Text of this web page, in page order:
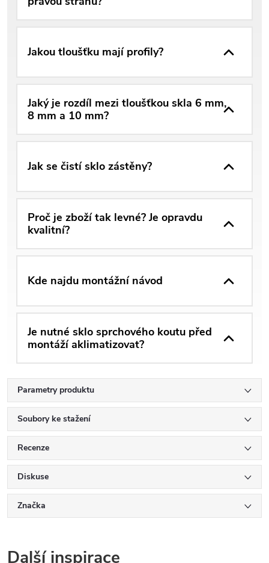
Jakou tloušťku mají profily?
Jaký je rozdíl mezi tloušťkou skla 6 mm,
8 mm a 10 mm?
Jak se čistí sklo zástěny?
Proč je zboží tak levné? Je opravdu
kvalitní?
Kde najdu montážní návod
Je nutné sklo sprchového koutu před
montáží aklimatizovat?
Parametry produktu
Soubory ke stažení
Recenze
Diskuse
Značka
Další inspirace